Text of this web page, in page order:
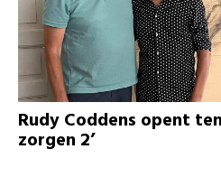
Rudy Coddens opent
zorgen 2’